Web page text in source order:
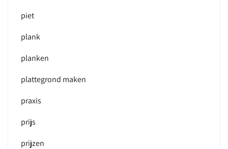
piet
plank
planken
plattegrond maken
praxis
prijs
prijzen